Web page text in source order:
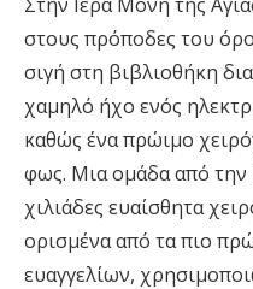
στους πρόποδες του
σιγή στη βιβλιοθήκη
χαμηλό ήχο ενός
καθώς ένα πρώιμο
φως. Μια ομάδα από την
χιλιάδες ευαίσθητα
ορισμένα από τα πιο
ευαγγελίων,